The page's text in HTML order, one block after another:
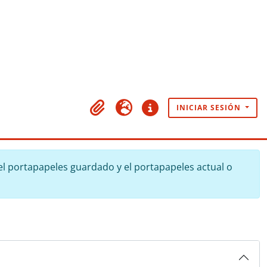
Portapapeles
Idioma Enlaces rápidosINICIAR SESIÓN
portapapeles guardado y el portapapeles actual o